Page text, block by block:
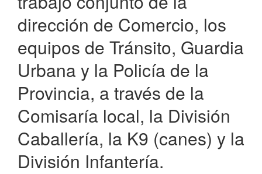
dirección de Comercio, los
equipos de Tránsito, Guardia
Urbana y la Policía de la
Provincia, a través de la
Comisaría local, la División
Caballería, la K9 (canes) y la
División Infantería.